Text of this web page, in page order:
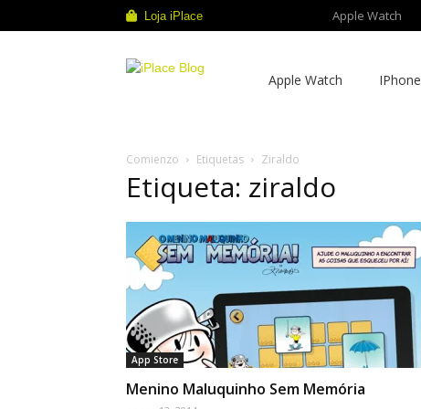
Loja iPlace Apple Watch
Apple Watch IPhone
Comienzo Etiquetas Ziraldo
Etiqueta: ziraldo
App Store
Menino Maluquinho Sem Memória